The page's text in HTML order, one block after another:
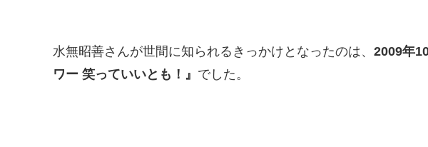
水無昭善さんが世間に知られるきっかけとなったのは、 2009年
ワー 笑っていいとも！』 でした。